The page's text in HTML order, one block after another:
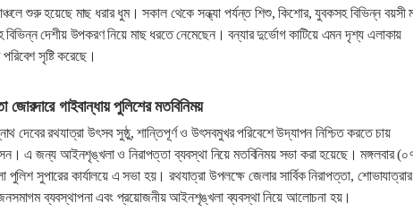
শুরু হয়েছে মাছ ধরার ধুম। সকাল থেকে সন্ধ্যা পর্যন্ত শিশু, কিশোর, যুবকসহ বিভিন্ন বয়সী
বিভিন্ন দেশীয় উপকরণ নিয়ে মাছ ধরতে নেমেছেন। বন্যার দুর্ভোগ কাটিয়ে এমন দৃশ্য এলাকায়
সৃষ্টি করেছে।
জোরদারে গাইবান্ধায় পুলিশের মতবিনিময়
দেবের রথযাত্রা উৎসব সুষ্ঠু, শান্তিপূর্ণ ও উৎসবমুখর পরিবেশে উদ্‌যাপন নিশ্চিত করতে চায়
এ জন্য আইনশৃঙ্খলা ও নিরাপত্তা ব্যবস্থা নিয়ে মতবিনিময় সভা করা হয়েছে। মঙ্গলবার
পুলিশ সুপারের কার্যালয়ে এ সভা হয়। রথযাত্রা উপলক্ষে জেলার সার্বিক নিরাপত্তা,
জনসমাগম ব্যবস্থাপনা এবং প্রয়োজনীয় আইনশৃঙ্খলা ব্যবস্থা নিয়ে আলোচনা হয়।